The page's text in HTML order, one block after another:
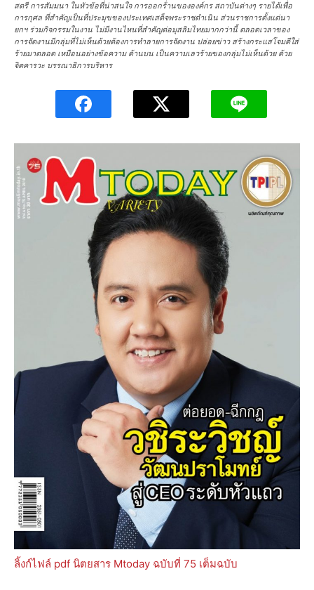
สตรี การสัมมนา ในหัวข้อที่น่าสนใจ การออกร้่านขององค์กร สถาบันต่างๆ รายได้เพื่อ
การกุศล ที่สำคัญเป็นที่ประมุขของประเทศเสด็จพระราชดำเนิน ส่วนราชการตั้งแต่นา
ยกฯ ร่วมกิจกรรมในงาน ไม่มีงานไหนที่สำคัญต่อมุสลิมไทยมากกว่านี้ ตลอดเวลาของ
การจัดงานมีกลุ่มที่ไม่เห็นด้วยต้องการทำลายการจัดงาน ปล่อยข่าว สร้างกระแสโจมตีใส่
ร้ายมาตลอด เหมือนอย่างข้อความ ด้านบน เป็นความเลวร้ายของกลุ่มไม่เห็นด้วย ด้วย
จิตคารวะ บรรณาธิการบริหาร
ลิ้งก์ไฟล์ pdf นิตยสาร Mtoday ฉบับที่ 75 เต็มฉบับ